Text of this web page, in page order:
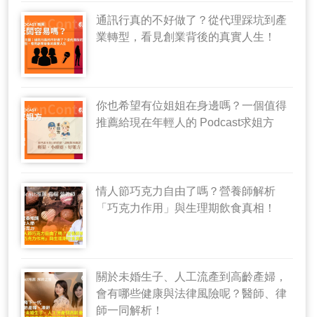
通訊行真的不好做了？從代理踩坑到產
業轉型，看見創業背後的真實人生！
你也希望有位姐姐在身邊嗎？一個值得
推薦給現在年輕人的 Podcast求姐方
情人節巧克力自由了嗎？營養師解析
「巧克力作用」與生理期飲食真相！
關於未婚生子、人工流產到高齡產婦，
會有哪些健康與法律風險呢？醫師、律
師一同解析！